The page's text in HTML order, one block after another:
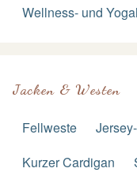
Wellness- und
Jacken & Westen
Fellweste
Kurzer Cardigan